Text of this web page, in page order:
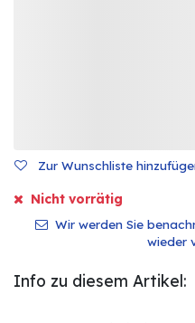
Zur Wunschliste
Nicht vorrätig
Wir werden Sie
wieder
Info zu diesem Artikel: